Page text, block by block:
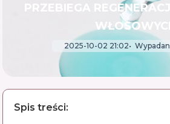
PRZEBIEGA
WŁOSOWYCH
2025-10-02 21:02
Spis treści: